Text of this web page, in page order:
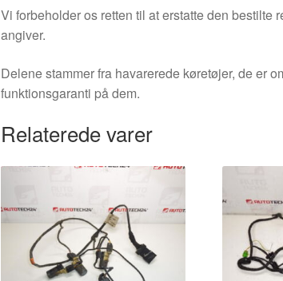
Vi forbeholder os retten til at erstatte den bestilte
angiver.
Delene stammer fra havarerede køretøjer, de er
funktionsgaranti på dem.
Relaterede varer